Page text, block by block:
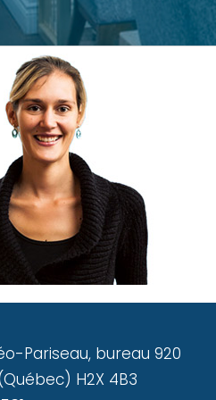
Pariseau, bureau 920
H2X 4B3